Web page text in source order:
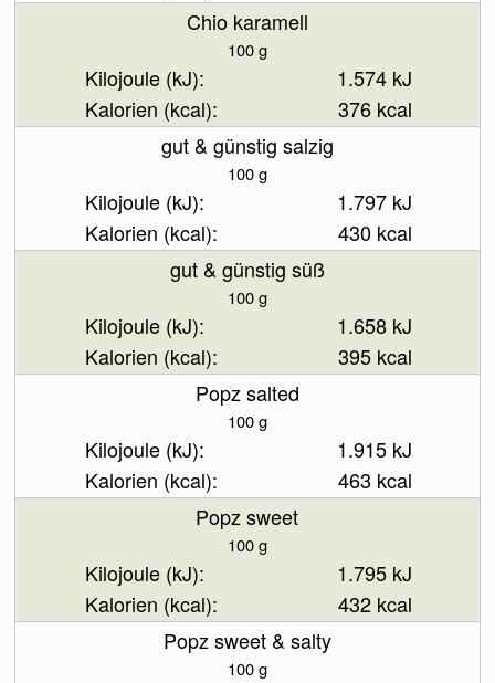
Chio karamell
100 g
1.574 kJ
376 kcal
gut & günstig salzig
100 g
1.797 kJ
430 kcal
gut & günstig süß
100 g
1.658 kJ
395 kcal
Popz salted
100 g
1.915 kJ
463 kcal
Popz sweet
100 g
1.795 kJ
432 kcal
Popz sweet & salty
100 g